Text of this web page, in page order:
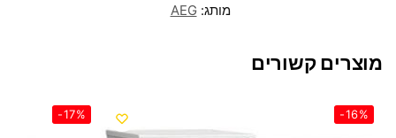
מותג:AEG
מוצרים קשורים
-16%
-17%